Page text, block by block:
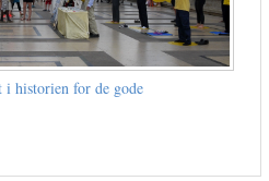
historien for de gode